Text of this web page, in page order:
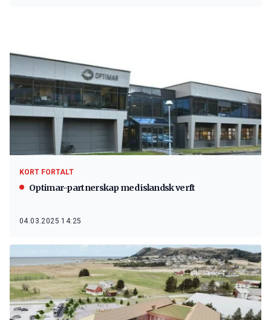
KORT FORTALT
Optimar-partnerskap med islandsk verft
04.03.2025 14:25